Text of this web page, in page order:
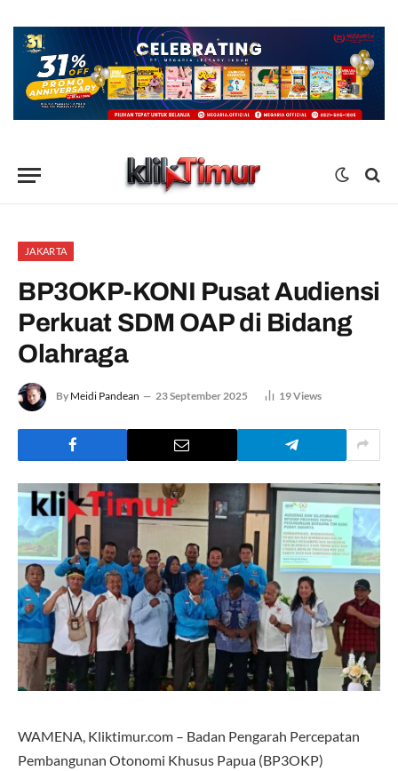
JAKARTA
BP3OKP-KONI Pusat Audiensi
Perkuat SDM OAP di Bidang
Olahraga
By Meidi Pandean 23 September 2025 19Views
WAMENA, Kliktimur.com – Badan Pengarah Percepatan
Pembangunan Otonomi Khusus Papua (BP3OKP)